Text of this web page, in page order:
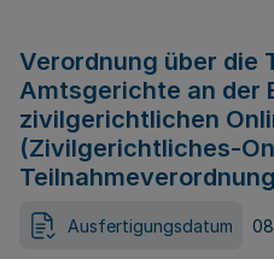
Verordnung über die
Amtsgerichte an der
zivilgerichtlichen
(Zivilgerichtliches-
Ausfertigungsdatum